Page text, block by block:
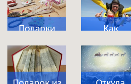
Подарки
сделанные
своими
руками
Как
близкого